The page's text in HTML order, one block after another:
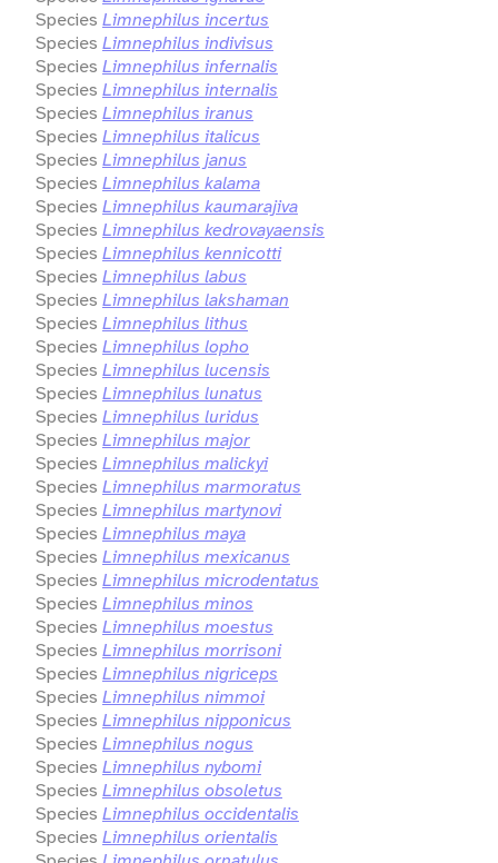
Species Limnephilus incertus
Species Limnephilus indivisus
Species Limnephilus infernalis
Species Limnephilus internalis
Species Limnephilus iranus
Species Limnephilus italicus
Species Limnephilus janus
Species Limnephilus kalama
Species Limnephilus kaumarajiva
Species Limnephilus kedrovayaensis
Species Limnephilus kennicotti
Species Limnephilus labus
Species Limnephilus lakshaman
Species Limnephilus lithus
Species Limnephilus lopho
Species Limnephilus lucensis
Species Limnephilus lunatus
Species Limnephilus luridus
Species Limnephilus major
Species Limnephilus malickyi
Species Limnephilus marmoratus
Species Limnephilus martynovi
Species Limnephilus maya
Species Limnephilus mexicanus
Species Limnephilus microdentatus
Species Limnephilus minos
Species Limnephilus moestus
Species Limnephilus morrisoni
Species Limnephilus nigriceps
Species Limnephilus nimmoi
Species Limnephilus nipponicus
Species Limnephilus nogus
Species Limnephilus nybomi
Species Limnephilus obsoletus
Species Limnephilus occidentalis
Species Limnephilus orientalis